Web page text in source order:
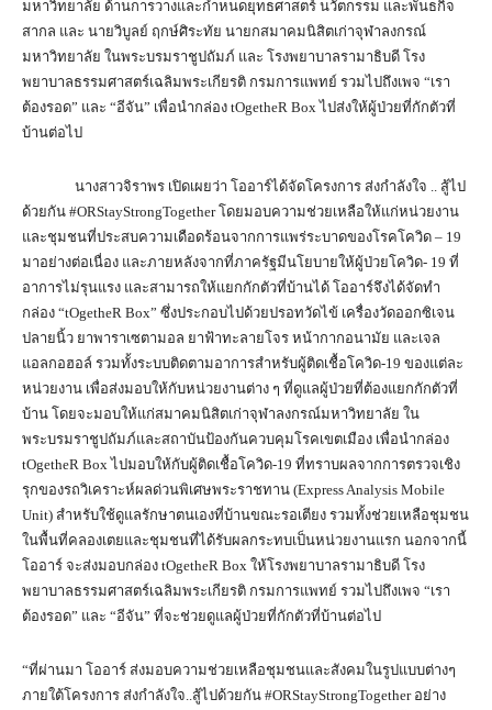
มหาวิทยาลัย ด้านการวางและกำหนดยุทธศาสตร์ นวัตกรรม และพันธกิจ
สากล และ นายวิบูลย์ ฤกษ์ศิระทัย นายกสมาคมนิสิตเก่าจุฬาลงกรณ์
มหาวิทยาลัย ในพระบรมราชูปถัมภ์ และ โรงพยาบาลรามาธิบดี โรง
พยาบาลธรรมศาสตร์เฉลิมพระเกียรติ กรมการแพทย์ รวมไปถึงเพจ “เรา
ต้องรอด” และ “อีจัน” เพื่อนำกล่อง tOgetheR Box ไปส่งให้ผู้ป่วยที่กักตัวที่
บ้านต่อไป
นางสาวจิราพร เปิดเผยว่า โออาร์ได้จัดโครงการ ส่งกำลังใจ .. สู้ไป
ด้วยกัน #ORStayStrongTogether โดยมอบความช่วยเหลือให้แก่หน่วยงาน
และชุมชนที่ประสบความเดือดร้อนจากการแพร่ระบาดของโรคโควิด – 19
มาอย่างต่อเนื่อง และภายหลังจากที่ภาครัฐมีนโยบายให้ผู้ป่วยโควิด- 19 ที่
อาการไม่รุนแรง และสามารถให้แยกกักตัวที่บ้านได้ โออาร์จึงได้จัดทำ
กล่อง “tOgetheR Box” ซึ่งประกอบไปด้วยปรอทวัดไข้ เครื่องวัดออกซิเจน
ปลายนิ้ว ยาพาราเซตามอล ยาฟ้าทะลายโจร หน้ากากอนามัย และเจล
แอลกอฮอล์ รวมทั้งระบบติดตามอาการสำหรับผู้ติดเชื้อโควิด-19 ของแต่ละ
หน่วยงาน เพื่อส่งมอบให้กับหน่วยงานต่าง ๆ ที่ดูแลผู้ป่วยที่ต้องแยกกักตัวที่
บ้าน โดยจะมอบให้แก่สมาคมนิสิตเก่าจุฬาลงกรณ์มหาวิทยาลัย ใน
พระบรมราชูปถัมภ์และสถาบันป้องกันควบคุมโรคเขตเมือง เพื่อนำกล่อง
tOgetheR Box ไปมอบให้กับผู้ติดเชื้อโควิด-19 ที่ทราบผลจากการตรวจเชิง
รุกของรถวิเคราะห์ผลด่วนพิเศษพระราชทาน (Express Analysis Mobile
Unit) สำหรับใช้ดูแลรักษาตนเองที่บ้านขณะรอเตียง รวมทั้งช่วยเหลือชุมชน
ในพื้นที่คลองเตยและชุมชนที่ได้รับผลกระทบเป็นหน่วยงานแรก นอกจากนี้
โออาร์ จะส่งมอบกล่อง tOgetheR Box ให้โรงพยาบาลรามาธิบดี โรง
พยาบาลธรรมศาสตร์เฉลิมพระเกียรติ กรมการแพทย์ รวมไปถึงเพจ “เรา
ต้องรอด” และ “อีจัน” ที่จะช่วยดูแลผู้ป่วยที่กักตัวที่บ้านต่อไป
“ที่ผ่านมา โออาร์ ส่งมอบความช่วยเหลือชุมชนและสังคมในรูปแบบต่างๆ
ภายใต้โครงการ ส่งกำลังใจ..สู้ไปด้วยกัน #ORStayStrongTogether อย่าง